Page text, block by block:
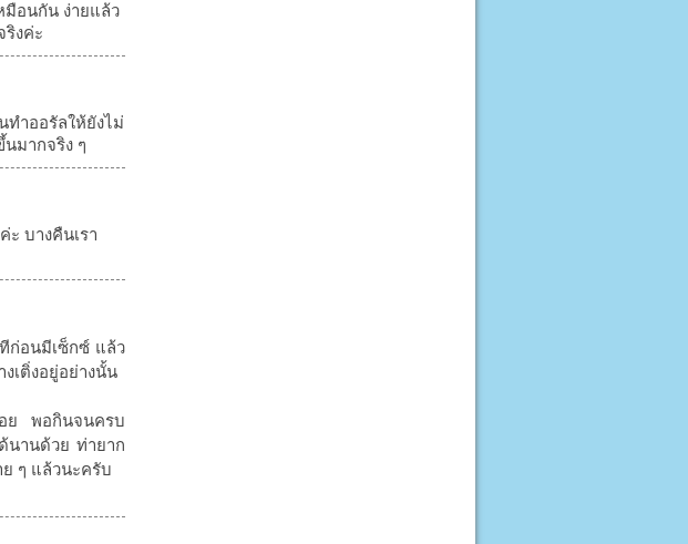
มือนกัน ง่ายแล้ว
งค่ะ
ำออรัลให้ยังไม่
มากจริง ๆ
บางคืนเรา
ก่อนมีเซ็กซ์ แล้ว
เติ่งอยู่อย่างนั้น
ย พอกินจนครบ
นานด้วย ท่ายาก
ๆ แล้วนะครับ